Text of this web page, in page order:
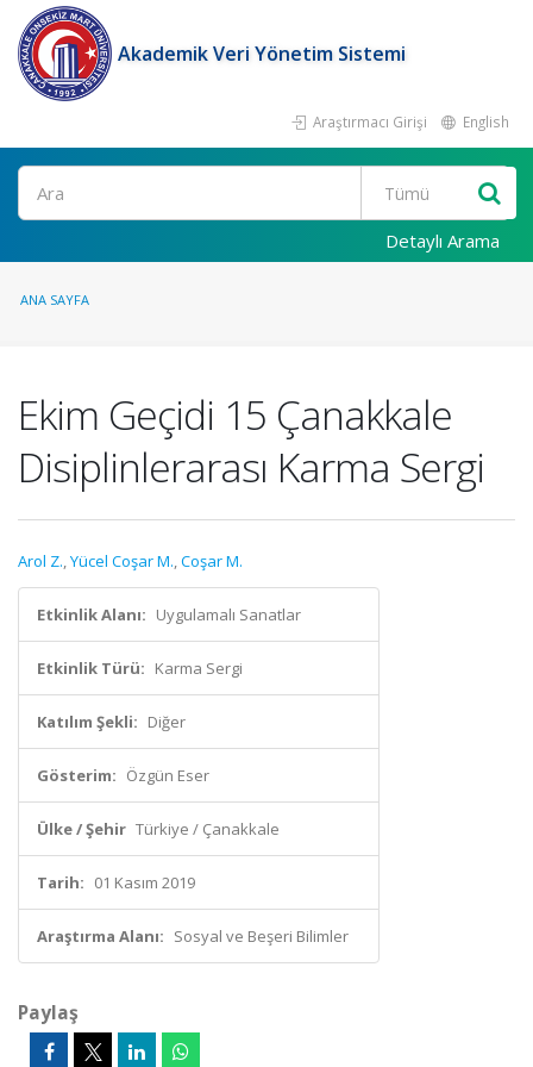
Akademik Veri Yönetim Sistemi
Araştırmacı Girişi English
Ara
Detaylı Arama
ANA SAYFA
Ekim Geçidi 15 Çanakkale
Disiplinlerarası Karma Sergi
Arol Z.,Yücel Coşar M.,Coşar M.
Etkinlik Alanı: Uygulamalı Sanatlar
Etkinlik Türü: Karma Sergi
Katılım Şekli: Diğer
Gösterim: Özgün Eser
Ülke / Şehir Türkiye / Çanakkale
Tarih: 01 Kasım 2019
Araştırma Alanı: Sosyal ve Beşeri Bilimler
Paylaş